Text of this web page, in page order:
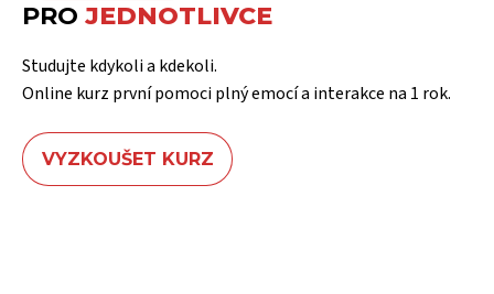
PRO JEDNOTLIVCE
Studujte kdykoli a kdekoli.
Online kurz první pomoci plný emocí a interakce na 1 rok.
VYZKOUŠET KURZ